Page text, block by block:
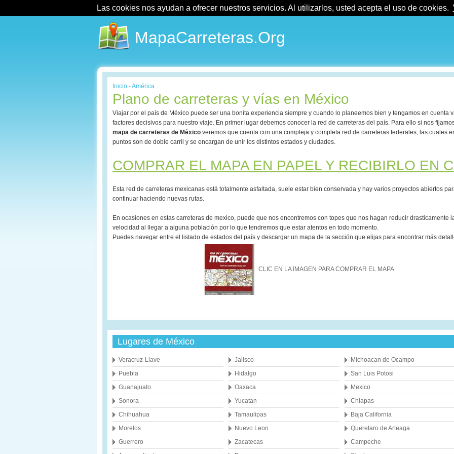
MapaCarreteras.Org
Inicio -América
Plano de carreteras y vías en México
Viajar por el país de México puede ser una bonita experiencia siempre y cuando lo planeemos bien y tengamos en cuenta
factores decisivos para nuestro viaje. En primer lugar debemos conocer la red de carreteras del país. Para ello si nos
mapa de carreteras de México veremos que cuenta con una compleja y completa red de carreteras federales, las cuales
puntos son de doble carril y se encargan de unir los distintos estados y ciudades.
COMPRAR EL MAPA EN PAPEL Y RECIBIRLO EN
Esta red de carreteras mexicanas está totalmente asfaltada, suele estar bien conservada y hay varios proyectos abiertos
continuar haciendo nuevas rutas.
En ocasiones en estas carreteras de mexico, puede que nos encontremos con topes que nos hagan reducir drasticamente
velocidad al llegar a alguna población por lo que tendremos que estar atentos en todo momento.
Puedes navegar entre el listado de estados del país y descargar un mapa de la sección que elijas para encontrar más
CLIC EN LA IMAGEN PARA COMPRAR EL MAPA
Lugares de México
Veracruz-Llave Jalisco
Michoacan de Ocampo
Puebla
Hidalgo
San Luis Potosi
Guanajuato
Oaxaca
Mexico
Sonora
Yucatan
Chiapas
Chihuahua
Tamaulipas
Baja California
Morelos
Nuevo Leon
Queretaro de Arteaga
Guerrero
Zacatecas
Campeche
Las cookies nos ayudan a ofrecer nuestros servicios. Al utilizarlos, usted acepta el uso de cookies.